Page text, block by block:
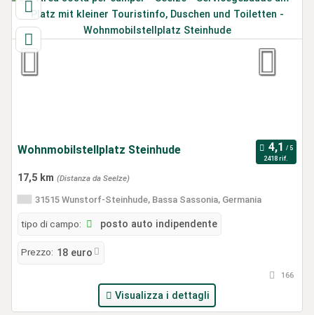
Wohnmobilstellplatz Steinhude
2418 rif.
17,5 km (Distanza da Seelze)
31515 Wunstorf-Steinhude, Bassa Sassonia, Germania
tipo di campo: posto auto indipendente
Prezzo: 18 euro
166
Visualizza i dettagli